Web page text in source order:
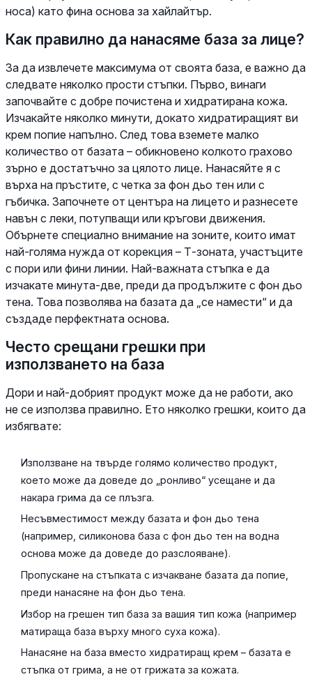
носа) като фина основа за хайлайтър.
Как правилно да нанасяме база за лице?
За да извлечете максимума от своята база, е важно да
следвате няколко прости стъпки. Първо, винаги
започвайте с добре почистена и хидратирана кожа.
Изчакайте няколко минути, докато хидратиращият ви
крем попие напълно. След това вземете малко
количество от базата – обикновено колкото грахово
зърно е достатъчно за цялото лице. Нанасяйте я с
върха на пръстите, с четка за фон дьо тен или с
гъбичка. Започнете от центъра на лицето и разнесете
навън с леки, потупващи или кръгови движения.
Обърнете специално внимание на зоните, които имат
най-голяма нужда от корекция – Т-зоната, участъците
с пори или фини линии. Най-важната стъпка е да
изчакате минута-две, преди да продължите с фон дьо
тена. Това позволява на базата да „се намести“ и да
създаде перфектната основа.
Често срещани грешки при
използването на база
Дори и най-добрият продукт може да не работи, ако
не се използва правилно. Ето няколко грешки, които да
избягвате:
Използване на твърде голямо количество продукт,
което може да доведе до „ронливо“ усещане и да
накара грима да се плъзга.
Несъвместимост между базата и фон дьо тена
(например, силиконова база с фон дьо тен на водна
основа може да доведе до разслояване).
Пропускане на стъпката с изчакване базата да попие,
преди нанасяне на фон дьо тена.
Избор на грешен тип база за вашия тип кожа (например
матираща база върху много суха кожа).
Нанасяне на база вместо хидратиращ крем – базата е
стъпка от грима, а не от грижата за кожата.